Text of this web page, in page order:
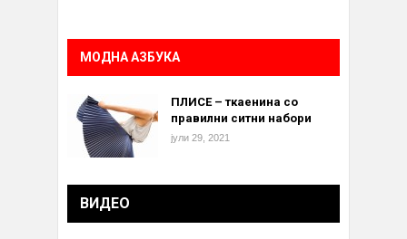
МОДНА АЗБУКА
ПЛИСЕ – ткаенина со
правилни ситни набори
јули 29, 2021
ВИДЕО